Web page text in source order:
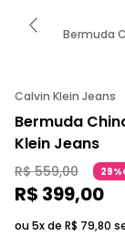
Bermuda
Calvin Klein Jeans
Bermuda
Klein Jeans
R$ 559,00
R$ 399,00
ou 5x de R$ 79,80